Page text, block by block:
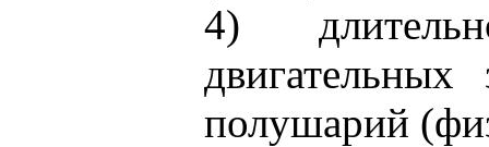
4)
полушарий